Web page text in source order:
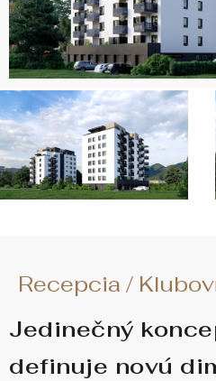
Recepcia /
Jedinečný
definuje novú